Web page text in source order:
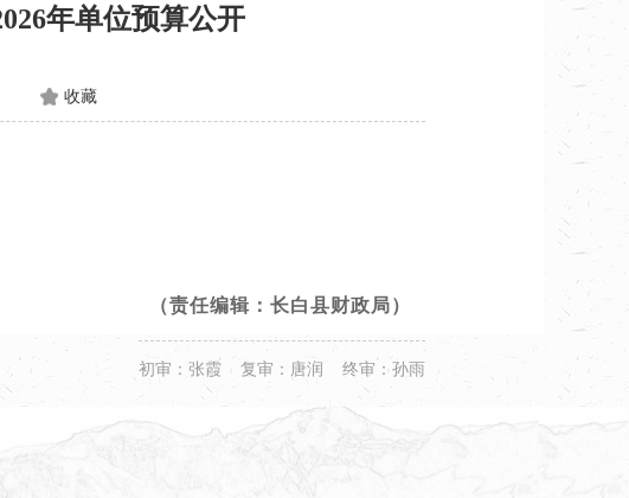
年单位预算公开
收藏
（责任编辑：长白县财政局）
初审：张霞 复审：唐润 终审：孙雨